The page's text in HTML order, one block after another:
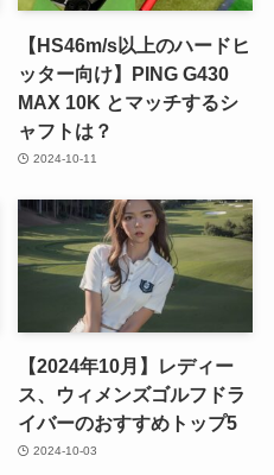
【HS46m/s以上のハードヒ
ッター向け】PING G430
MAX 10K とマッチするシ
ャフトは？
2024-10-11
【2024年10月】レディー
ス、ウィメンズゴルフドラ
イバーのおすすめトップ5
2024-10-03